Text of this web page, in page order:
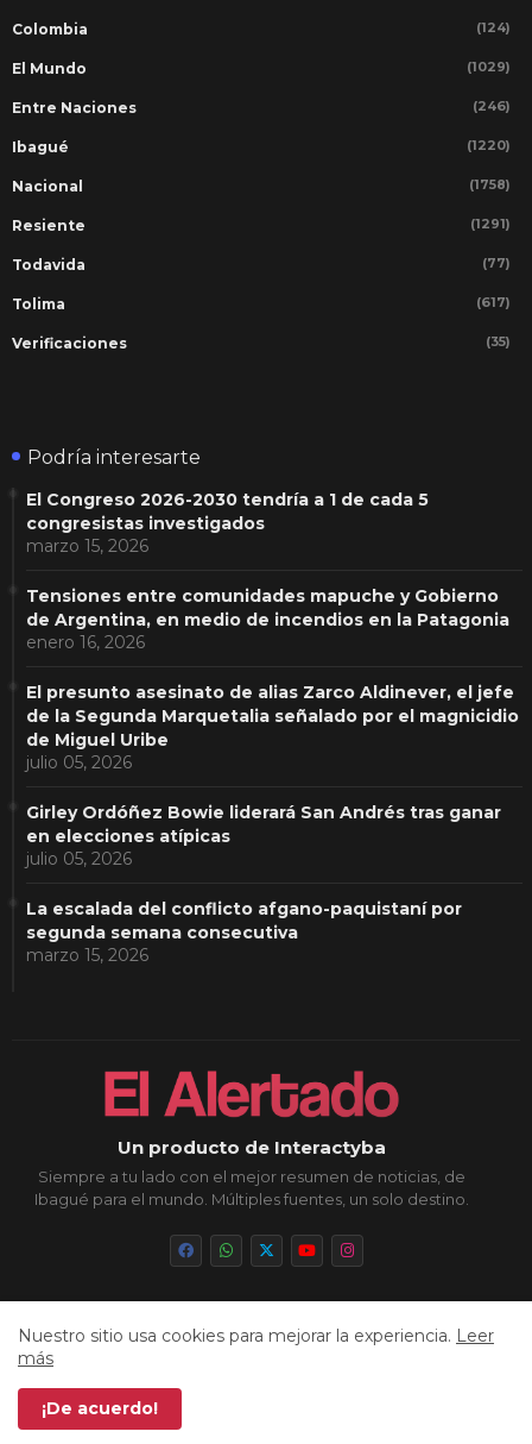
Colombia (124)
El Mundo (1029)
Entre Naciones (246)
Ibagué (1220)
Nacional (1758)
Resiente (1291)
Todavida (77)
Tolima (617)
Verificaciones (35)
Podría interesarte
El Congreso 2026-2030 tendría a 1 de cada 5
congresistas investigados
marzo 15, 2026
Tensiones entre comunidades mapuche y Gobierno
de Argentina, en medio de incendios en la Patagonia
enero 16, 2026
El presunto asesinato de alias Zarco Aldinever, el jefe
de la Segunda Marquetalia señalado por el magnicidio
de Miguel Uribe
julio 05, 2026
Girley Ordóñez Bowie liderará San Andrés tras ganar
en elecciones atípicas
julio 05, 2026
La escalada del conflicto afgano-paquistaní por
segunda semana consecutiva
marzo 15, 2026
Un producto de Interactyba
Siempre a tu lado con el mejor resumen de noticias, de
Ibagué para el mundo. Múltiples fuentes, un solo destino.
Todos los derechos reservados © 2026
Inicio Sobre Nosotros
Política de Privacidad
Nuestro sitio usa cookies para mejorar la experiencia. Leer
más
¡De acuerdo!